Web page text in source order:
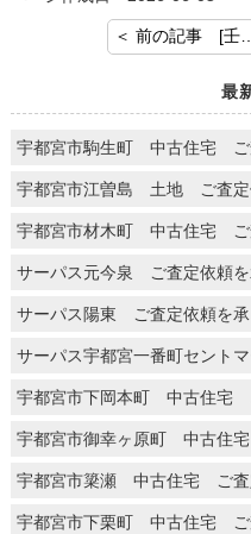
＜ 前の記事 [壬生町安塚 中古住宅 ご査定依頼を承りました]
最
宇都宮市駒生町 中古住宅 ご
宇都宮市江曽島 土地 ご査定
宇都宮市材木町 中古住宅 ご
サーパス元今泉 ご査定依頼を
サーパス陽東 ご査定依頼を承
サーパス宇都宮一番町セント
宇都宮市下岡本町 中古住宅
宇都宮市御幸ヶ原町 中古住
宇都宮市簗瀬 中古住宅 ご査
宇都宮市下栗町 中古住宅 ご